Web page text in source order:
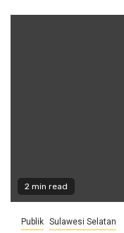
2 min read
Publik Sulawesi Selatan